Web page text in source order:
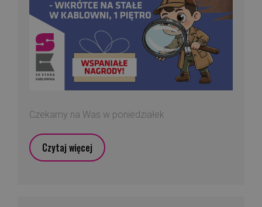
Czekamy na Was w poniedziałek
Czytaj więcej